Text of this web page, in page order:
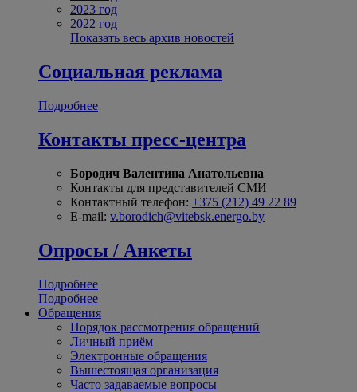
2023 год
2022 год
Показать весь архив новостей
Социальная реклама
Подробнее
Контакты пресс-центра
Бородич Валентина Анатольевна
Контакты для представителей СМИ
Контактный телефон: +375 (212) 49 22 89
E-mail: v.borodich@vitebsk.energo.by
Опросы / Анкеты
Подробнее
Подробнее
Обращения
Порядок рассмотрения обращений
Личный приём
Электронные обращения
Вышестоящая организация
Часто задаваемые вопросы